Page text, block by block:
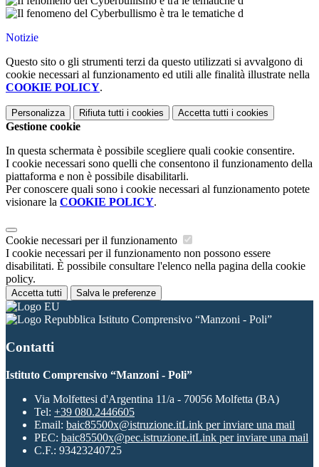
Notizie
Questo sito o gli strumenti terzi da questo utilizzati si avvalgono di
cookie necessari al funzionamento ed utili alle finalità illustrate nella
COOKIE POLICY.
Personalizza Rifiuta tutti i cookies Accetta tutti i cookies
Gestione cookie
In questa schermata è possibile scegliere quali cookie consentire.
I cookie necessari sono quelli che consentono il funzionamento della
piattaforma e non è possibile disabilitarli.
Per conoscere quali sono i cookie necessari al funzionamento potete
visionare la COOKIE POLICY.
Cookie necessari per il funzionamento
I cookie necessari per il funzionamento non possono essere
disabilitati. È possibile consultare l'elenco nella pagina della cookie
policy.
Accetta tutti Salva le preferenze
Istituto Comprensivo “Manzoni - Poli”
Contatti
Istituto Comprensivo “Manzoni - Poli”
Via Molfettesi d'Argentina 11/a - 70056 Molfetta (BA)
Tel: +39 080.2446605
Email: baic85500x@istruzione.itLink per inviare una mail
PEC: baic85500x@pec.istruzione.itLink per inviare una mail
C.F.: 93423240725